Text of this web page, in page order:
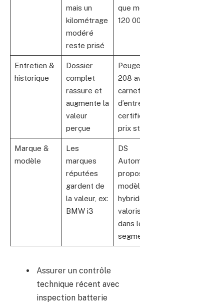
mais un
kilométrage
modéré
reste prisé
que modèle
120 000 km
Entretien &
historique
Dossier
complet
rassure et
augmente la
valeur
perçue
Peugeot e-
208 avec
carnet
d’entretien
certifié a un
prix stable
Marque &
modèle
Les
marques
réputées
gardent de
la valeur, ex:
BMW i3
DS
Automobiles
propose des
modèles
hybrides
valorisés
dans leur
segment
Assurer un contrôle
technique récent avec
inspection batterie